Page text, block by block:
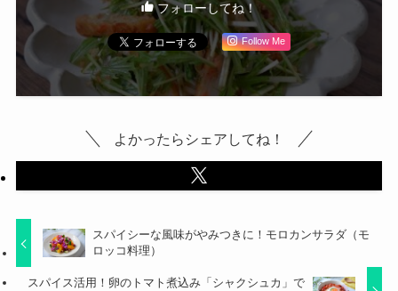
フォローしてね！
Follow Me
よかったらシェアしてね！
スパイシーな風味がやみつきに！モロカンサラダ（モ
ロッコ料理）
スパイス活用！卵のトマト煮込み「シャクシュカ」で